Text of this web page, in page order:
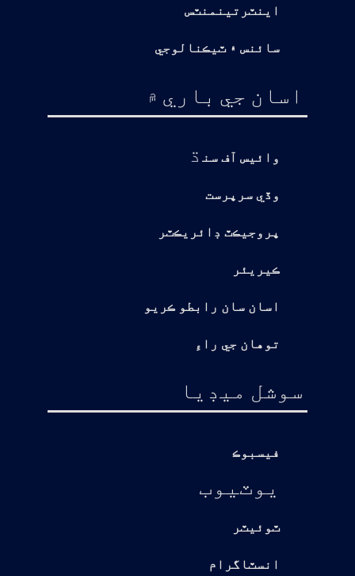
اينٽرتينمنٽس
سائنس ۽ ٽيڪنالوجي
اسان جي باري ۾
وائيس آف سن ڌ
وڏي سرپرست
پروجيڪٽ ڊائريڪٽر
ڪيريئر
اسان سان رابطو ڪريو
توهان جي راءِ
سوشل ميڊيا
فيسبوڪ
يوٽيوب
ٽوئيٽر
انسٽاگرام